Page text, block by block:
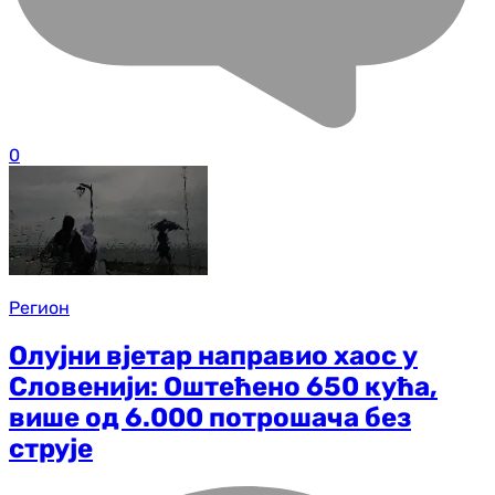
0
Регион
Олујни вјетар направио хаос у
Словенији: Оштећено 650 кућа,
више од 6.000 потрошача без
струје